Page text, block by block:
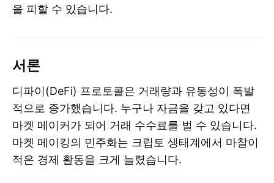
을 피할 수 있습니다.
서론
디파이(DeFi) 프로토콜은 거래량과 유동성이 폭발
적으로 증가했습니다. 누구나 자금을 갖고 있다면
마켓 메이커가 되어 거래 수수료를 벌 수 있습니다.
마켓 메이킹의 민주화는 크립토 생태계에서 마찰이
적은 경제 활동을 크게 늘렸습니다.